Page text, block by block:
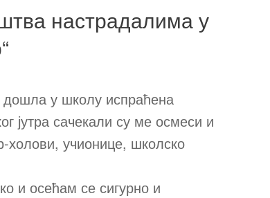
настрадалима у
дошла у школу испраћена
јутра сачекали су ме осмеси и
холови, учионице, школско
и осећам се сигурно и